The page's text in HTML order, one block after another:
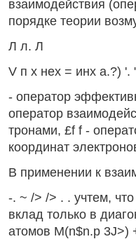
взаимодействия
порядке теории
Л л. Л
V п х нех = инх а.?) '.
- оператор
оператор
тронами, £f f -
координат
В применении к
-. ~ /> /> . . учтем,
вклад только в
атомов М(n$n.p 3J>)